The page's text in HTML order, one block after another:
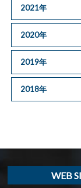
2021年
2020年
2019年
2018年
WEB